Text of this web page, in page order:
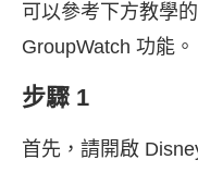
可以參考下方教學
GroupWatch 功能。
步驟 1
首先，請開啟